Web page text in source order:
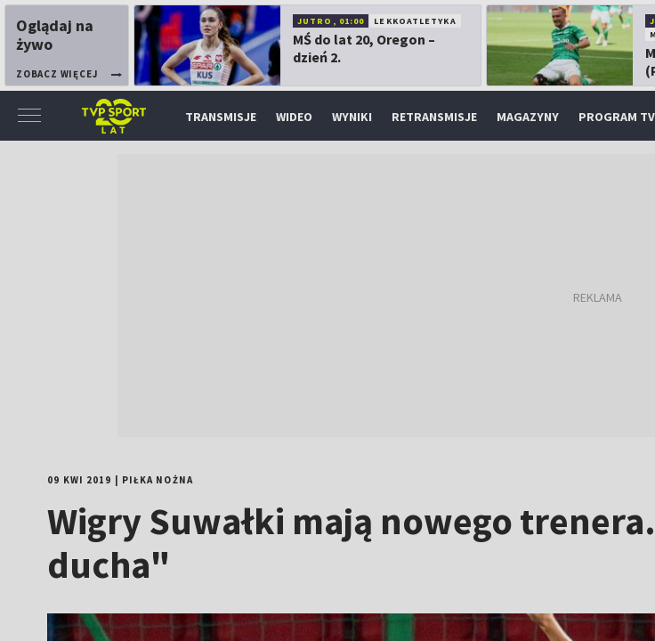
Oglądaj na
żywo
ZOBACZ WIĘCEJ
JUTRO, 01:00 LEKKOATLETYKA
MŚ do lat 20, Oregon –
dzień 2.
TRANSMISJE WIDEO WYNIKI RETRANSMISJE MAGAZYNY PROGRAM TV
09 KWI 2019 PIŁKA NOŻNA
Wigry Suwałki mają nowego
ducha"